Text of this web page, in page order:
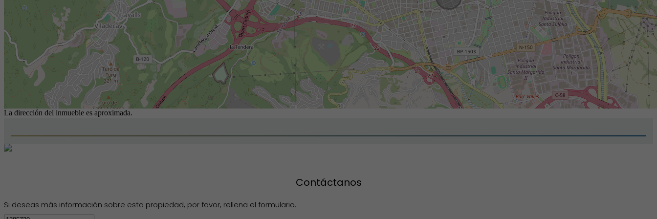
La dirección del inmueble es aproximada.
Contáctanos
Si deseas más información sobre esta propiedad, por favor, rellena el formulario.